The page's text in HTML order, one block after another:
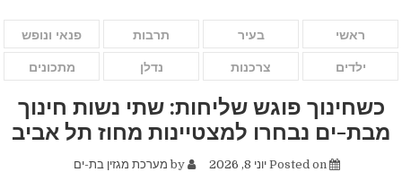
ראשי בעיר תרבות פנאי ונופש
ילדים צרכנות נדלן מתכונים
כשחינוך פוגש שליחות: שתי נשות חינוך
מבת-ים נבחרו למצטיינות מחוז תל אביב
Posted on יוני 8, 2026 by מערכת מגזין בת-ים